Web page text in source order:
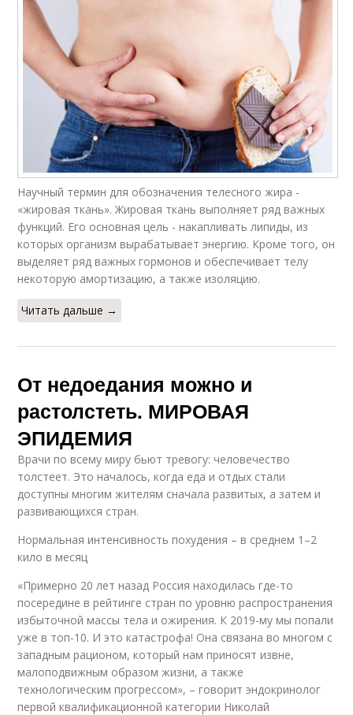
Научный термин для обозначения телесного жира -
«жировая ткань». Жировая ткань выполняет ряд важных
функций. Его основная цель - накапливать липиды, из
которых организм вырабатывает энергию. Кроме того, он
выделяет ряд важных гормонов и обеспечивает телу
некоторую амортизацию, а также изоляцию.
Читать дальше →
От недоедания можно и
растолстеть. МИРОВАЯ
ЭПИДЕМИЯ
Врачи по всему миру бьют тревогу: человечество
толстеет. Это началось, когда еда и отдых стали
доступны многим жителям сначала развитых, а затем и
развивающихся стран.
Нормальная интенсивность похудения – в среднем 1–2
кило в месяц
«Примерно 20 лет назад Россия находилась где-то
посередине в рейтинге стран по уровню распространения
избыточной массы тела и ожирения. К 2019-му мы попали
уже в топ-10. И это катастрофа! Она связана во многом с
западным рационом, который нам приносят извне,
малоподвижным образом жизни, а также
технологическим прогрессом», – говорит эндокринолог
первой квалификационной категории Николай